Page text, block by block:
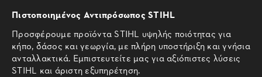
Πιστοποιημένος Αντιπρόσωπος STIHL
Προσφέρουμε προϊόντα STIHL υψηλής ποιότητας για
κήπο, δάσος και γεωργία, με πλήρη υποστήριξη και γνήσια
ανταλλακτικά. Εμπιστευτείτε μας για αξιόπιστες λύσεις
STIHL και άριστη εξυπηρέτηση.